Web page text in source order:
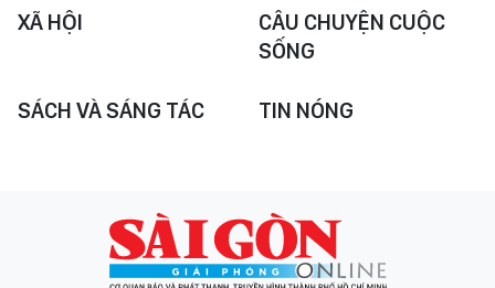
XÃ HỘI
CÂU CHUYỆN CUỘC
SỐNG
SÁCH VÀ SÁNG TÁC TIN NÓNG